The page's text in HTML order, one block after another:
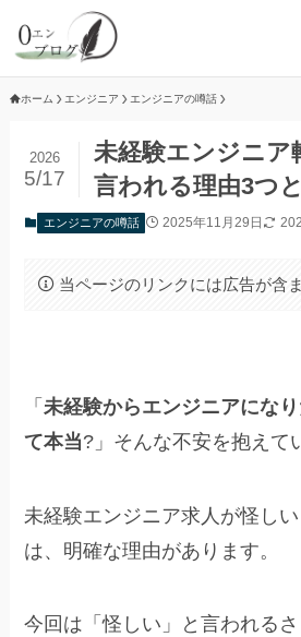
ホーム エンジニア エンジニアの噂話
未経験エンジニア
言われる理由3つ
2026
5/17
エンジニアの噂話 2025年11月29日
当ページのリンクには広告が含
「 未経験からエンジニアにな
て本当?」そんな不安を抱えて
未経験エンジニア求人が怪し
は、明確な理由があります。
今回は「怪しい」と言われるさ